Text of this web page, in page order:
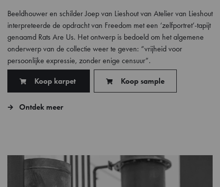
Beeldhouwer en schilder Joep van Lieshout van Atelier van Lieshout
interpreteerde de opdracht van Freedom met een ‘zelfportret’-tapijt
genaamd Rats Are Us. Het ontwerp is bedoeld om het algemene
onderwerp van de collectie weer te geven: “vrijheid voor
persoonlijke expressie, zonder enige censuur”.
Koop karpet
Koop sample
Ontdek meer